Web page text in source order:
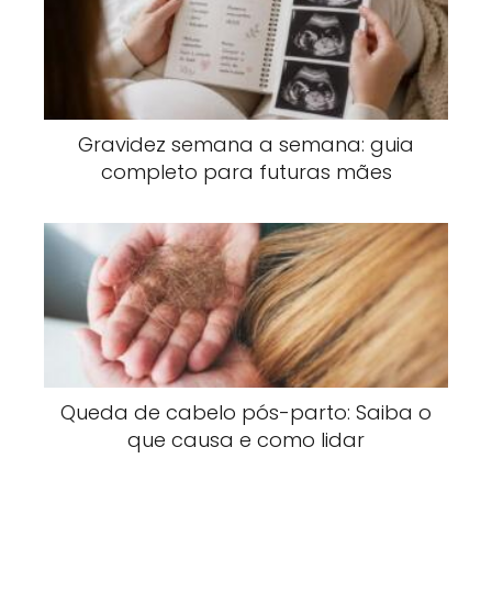
Gravidez semana a semana: guia
completo para futuras mães
Queda de cabelo pós-parto: Saiba o
que causa e como lidar